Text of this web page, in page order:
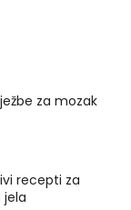
za mozak
recepti za
jela